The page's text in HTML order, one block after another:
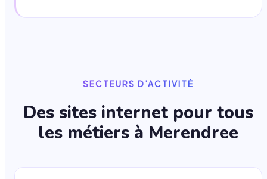
SECTEURS D'ACTIVITÉ
Des sites internet pour tous
les métiers à Merendree